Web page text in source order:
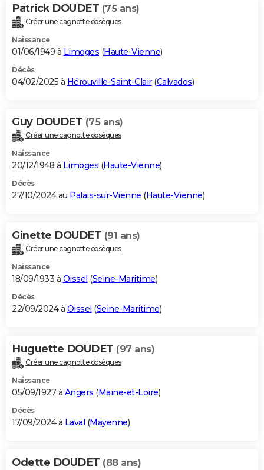
Patrick DOUDET (75 ans)
Créer une cagnotte obsèques
Naissance
01/06/1949 à Limoges (Haute-Vienne)
Décès
04/02/2025 à Hérouville-Saint-Clair(Calvados)
Guy DOUDET (75 ans)
Créer une cagnotte obsèques
Naissance
20/12/1948 à Limoges (Haute-Vienne)
Décès
27/10/2024 au Palais-sur-Vienne (Haute-Vienne)
Ginette DOUDET (91 ans)
Créer une cagnotte obsèques
Naissance
18/09/1933 à Oissel (Seine-Maritime)
Décès
22/09/2024 à Oissel (Seine-Maritime)
Huguette DOUDET (97 ans)
Créer une cagnotte obsèques
Naissance
05/09/1927 à Angers (Maine-et-Loire)
Décès
17/09/2024 à Laval (Mayenne)
Odette DOUDET (88 ans)